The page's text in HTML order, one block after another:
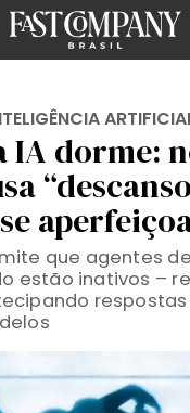
IA dorme:
que agentes de
estão inativos –